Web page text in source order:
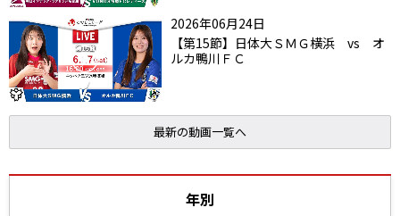
2026年06月24日
【第15節】日体大ＳＭＧ横浜 vs オ
ルカ鴨川ＦＣ
最新の動画一覧へ
年別